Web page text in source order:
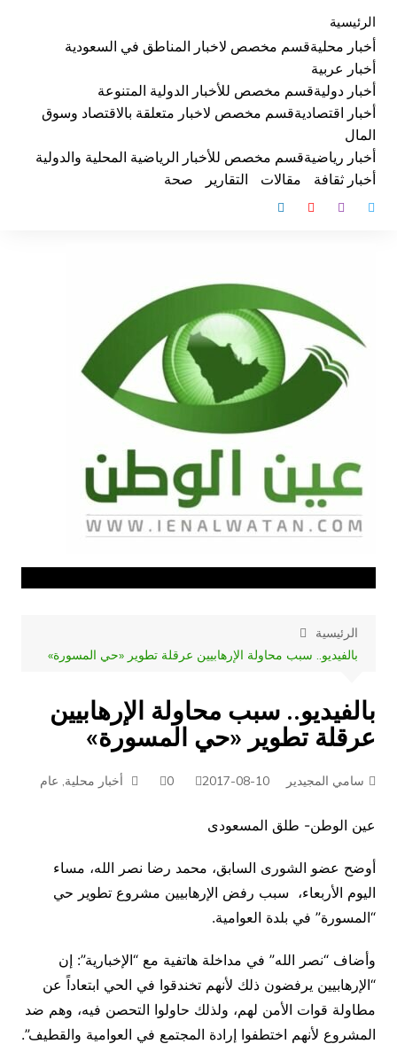
المحتوى
الرئيسية
أخبار محليةقسم مخصص لاخبار المناطق في السعودية
أخبار عربية
أخبار دوليةقسم مخصص للأخبار الدولية المتنوعة
أخبار اقتصاديةقسم مخصص لاخبار متعلقة بالاقتصاد وسوق
المال
أخبار رياضيةقسم مخصص للأخبار الرياضية المحلية والدولية
أخبار ثقافة
مقالات التقارير صحة
الرئيسية
بالفيديو.. سبب محاولة الإرهابيين عرقلة تطوير «حي المسورة»
بالفيديو.. سبب محاولة الإرهابيين
عرقلة تطوير «حي المسورة»
سامي المجيدير 2017-08-10
0 أخبار محلية, عام
عين الوطن- طلق المسعودى
أوضح عضو الشورى السابق، محمد رضا نصر الله، مساء
اليوم الأربعاء، سبب رفض الإرهابيين مشروع تطوير حي
“المسورة” في بلدة العوامية.
وأضاف “نصر الله” في مداخلة هاتفية مع “الإخبارية”: إن
“الإرهابيين يرفضون ذلك لأنهم تخندقوا في الحي ابتعاداً عن
مطاولة قوات الأمن لهم، ولذلك حاولوا التحصن فيه، وهم ضد
المشروع لأنهم اختطفوا إرادة المجتمع في العوامية والقطيف”.